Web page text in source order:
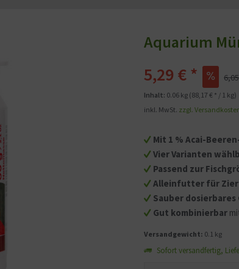
Aquarium
Mit 1 % Acai-
Vier Varianten
Passend zur
Alleinfutter für
Sauber dosierbares
Gut kombinierbar
5,29 € *
Inhalt: 0.06 kg (88,17 € * / 1 kg)
inkl. MwSt. zzgl.
Versandgewicht: 0.1 kg
Sofort versandfertig,